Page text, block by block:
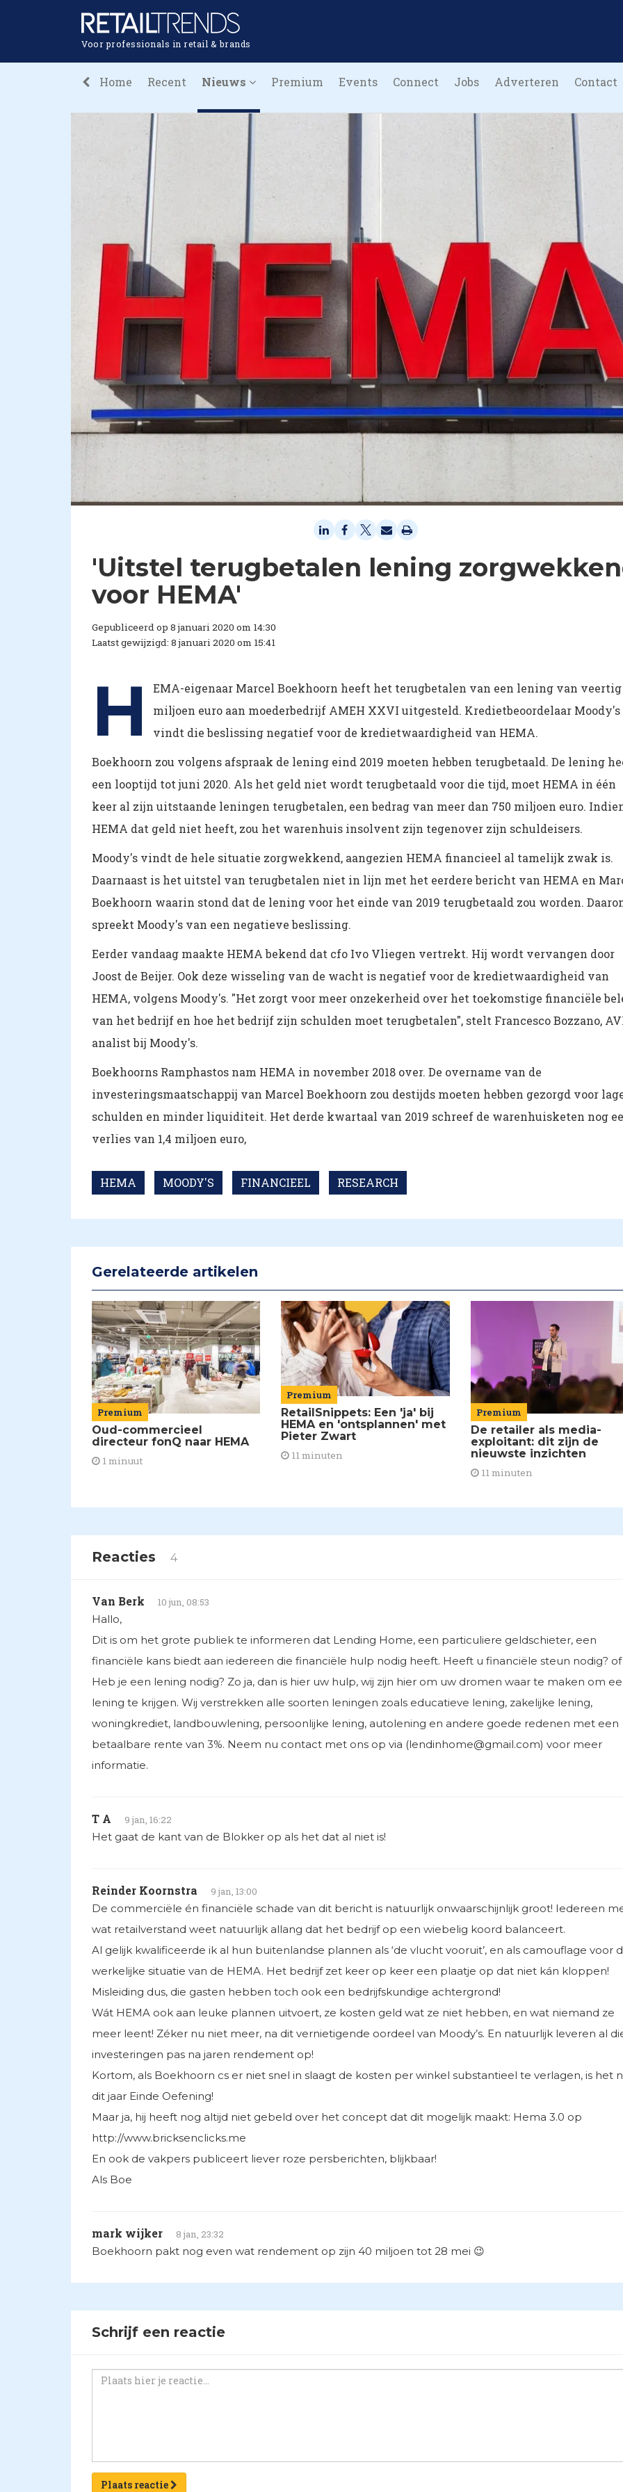
Voor professionals in retail & brands
Home Recent Nieuws Premium Events Connect Jobs Adverteren Contact
'Uitstel terugbetalen lening
voor HEMA'
Gepubliceerd op 8 januari 2020 om 14:30
Laatst gewijzigd: 8 januari 2020 om 15:41
H
EMA-eigenaar Marcel Boekhoorn heeft het terugbetalen van een lening van veertig
miljoen euro aan moederbedrijf AMEH XXVI uitgesteld. Kredietbeoordelaar Moody's
vindt die beslissing negatief voor de kredietwaardigheid van HEMA.
Boekhoorn zou volgens afspraak de lening eind 2019 moeten hebben terugbetaald. De lening
een looptijd tot juni 2020. Als het geld niet wordt terugbetaald voor die tijd, moet HEMA in één
keer al zijn uitstaande leningen terugbetalen, een bedrag van meer dan 750 miljoen euro.
HEMA dat geld niet heeft, zou het warenhuis insolvent zijn tegenover zijn schuldeisers.
Moody's vindt de hele situatie zorgwekkend, aangezien HEMA financieel al tamelijk zwak is.
Daarnaast is het uitstel van terugbetalen niet in lijn met het eerdere bericht van HEMA en
Boekhoorn waarin stond dat de lening voor het einde van 2019 terugbetaald zou worden.
spreekt Moody's van een negatieve beslissing.
Eerder vandaag maakte HEMA bekend dat cfo Ivo Vliegen vertrekt. Hij wordt vervangen door
Joost de Beijer. Ook deze wisseling van de wacht is negatief voor de kredietwaardigheid van
HEMA, volgens Moody's. "Het zorgt voor meer onzekerheid over het toekomstige financiële
van het bedrijf en hoe het bedrijf zijn schulden moet terugbetalen", stelt Francesco Bozzano,
analist bij Moody's.
Boekhoorns Ramphastos nam HEMA in november 2018 over. De overname van de
investeringsmaatschappij van Marcel Boekhoorn zou destijds moeten hebben gezorgd voor
schulden en minder liquiditeit. Het derde kwartaal van 2019 schreef de warenhuisketen nog
verlies van 1,4 miljoen euro,
HEMA MOODY'S FINANCIEEL RESEARCH
Gerelateerde artikelen
Premium
Oud-commercieel
directeur fonQ naar HEMA
1 minuut
Premium
RetailSnippets: Een 'ja' bij
HEMA en 'ontsplannen' met
Pieter Zwart
11 minuten
Premium
De retailer als media-
exploitant: dit zijn de
nieuwste inzichten
11 minuten
Reacties 4
Van Berk 10 jun, 08:53
Hallo,
Dit is om het grote publiek te informeren dat Lending Home, een particuliere geldschieter, een
financiële kans biedt aan iedereen die financiële hulp nodig heeft. Heeft u financiële steun nodig? of
Heb je een lening nodig? Zo ja, dan is hier uw hulp, wij zijn hier om uw dromen waar te maken om
lening te krijgen. Wij verstrekken alle soorten leningen zoals educatieve lening, zakelijke lening,
woningkrediet, landbouwlening, persoonlijke lening, autolening en andere goede redenen met een
betaalbare rente van 3%. Neem nu contact met ons op via (lendinhome@gmail.com) voor meer
informatie.
T A 9 jan, 16:22
Het gaat de kant van de Blokker op als het dat al niet is!
Reinder Koornstra 9 jan, 13:00
De commerciële én financiële schade van dit bericht is natuurlijk onwaarschijnlijk groot! Iedereen
wat retailverstand weet natuurlijk allang dat het bedrijf op een wiebelig koord balanceert.
Al gelijk kwalificeerde ik al hun buitenlandse plannen als ‘de vlucht vooruit’, en als camouflage voor
werkelijke situatie van de HEMA. Het bedrijf zet keer op keer een plaatje op dat niet kán kloppen!
Misleiding dus, die gasten hebben toch ook een bedrijfskundige achtergrond!
Wát HEMA ook aan leuke plannen uitvoert, ze kosten geld wat ze niet hebben, en wat niemand ze
meer leent! Zéker nu niet meer, na dit vernietigende oordeel van Moody’s. En natuurlijk leveren al
investeringen pas na jaren rendement op!
Kortom, als Boekhoorn cs er niet snel in slaagt de kosten per winkel substantieel te verlagen, is het
dit jaar Einde Oefening!
Maar ja, hij heeft nog altijd niet gebeld over het concept dat dit mogelijk maakt: Hema 3.0 op
http://www.bricksenclicks.me
En ook de vakpers publiceert liever roze persberichten, blijkbaar!
Als Boe
mark wijker 8 jan, 23:32
Boekhoorn pakt nog even wat rendement op zijn 40 miljoen tot 28 mei 😉
Schrijf een reactie
Plaats reactie